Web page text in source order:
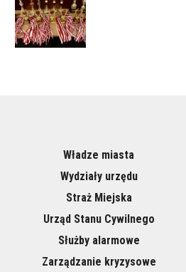
Władze miasta
Wydziały urzędu
Straż Miejska
Urząd Stanu Cywilnego
Służby alarmowe
Zarządzanie kryzysowe